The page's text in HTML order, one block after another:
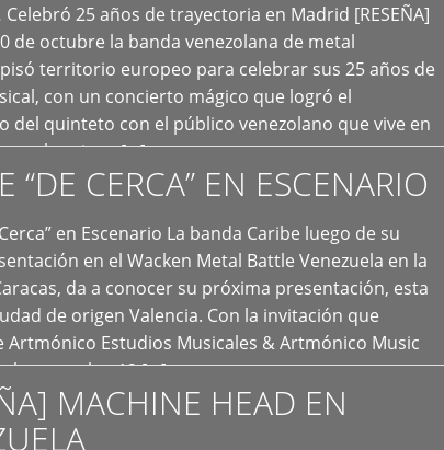
Celebró 25 años de trayectoria en Madrid [RESEÑA]
de octubre la banda venezolana de metal
territorio europeo para celebrar sus 25 años de
con un concierto mágico que logró el
del quinteto con el público venezolano que vive en
que los sigue […]
“DE CERCA” EN ESCENARIO
en Escenario La banda Caribe luego de su
en el Wacken Metal Battle Venezuela en la
da a conocer su próxima presentación, esta
de origen Valencia. Con la invitación que
Artmónico Estudios Musicales & Artmónico Music
cumplen 12 […]
MACHINE HEAD EN